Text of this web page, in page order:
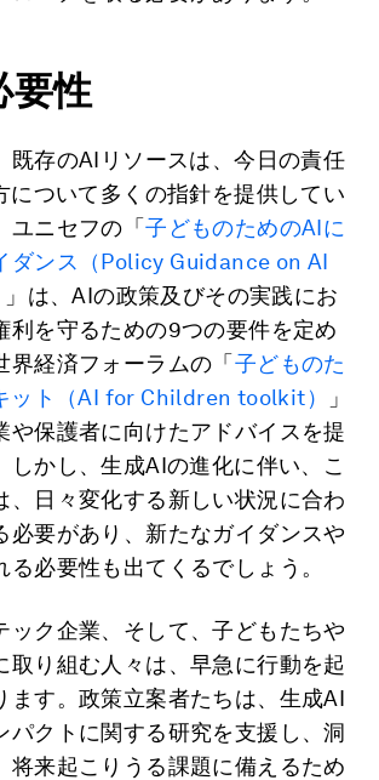
要性
既存のAIリソースは、今日の責任
について多くの指針を提供してい
ユニセフの「子どものためのAIに
ダンス（Policy Guidance on AI
」は、AIの政策及びその実践にお
利を守るための9つの要件を定め
界経済フォーラムの「 子どものた
ット（AI for Children toolkit）
」
や保護者に向けたアドバイスを提
しかし、生成AIの進化に伴い、こ
、日々変化する新しい状況に合わ
必要があり、新たなガイダンスや
る必要性も出てくるでしょう。
ック企業、そして、子どもたちや
取り組む人々は、早急に行動を起
ます。政策立案者たちは、生成AI
パクトに関する研究を支援し、洞
将来起こりうる課題に備えるため